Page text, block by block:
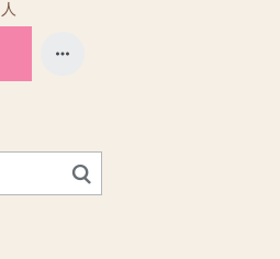
人